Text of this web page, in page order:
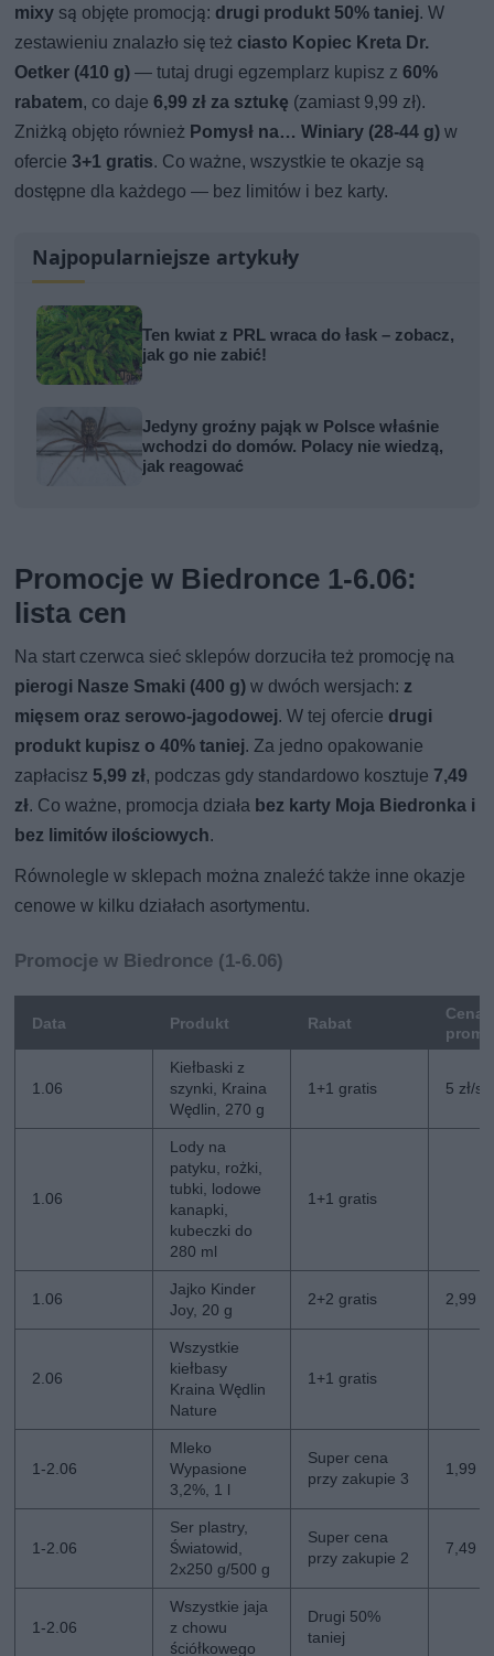
mixy są objęte promocją: drugi produkt 50% taniej. W
zestawieniu znalazło się też ciasto Kopiec Kreta Dr.
Oetker (410 g) — tutaj drugi egzemplarz kupisz z60%
rabatem, co daje6,99 zł za sztukę (zamiast 9,99 zł).
Zniżką objęto również Pomysł na… Winiary (28-44 g) w
ofercie3+1 gratis. Co ważne, wszystkie te okazje są
dostępne dla każdego — bez limitów i bez karty.
Najpopularniejsze artykuły
Ten kwiat z PRL wraca do łask – zobacz,
jak go nie zabić!
Jedyny groźny pająk w Polsce właśnie
wchodzi do domów. Polacy nie wiedzą,
jak reagować
Promocje w Biedronce 1-6.06:
lista cen
Na start czerwca sieć sklepów dorzuciła też promocję na
pierogi Nasze Smaki (400 g) w dwóch wersjach: z
mięsem oraz serowo-jagodowej. W tej ofercie drugi
produkt kupisz o 40% taniej. Za jedno opakowanie
zapłacisz 5,99 zł, podczas gdy standardowo kosztuje 7,49
zł. Co ważne, promocja działa bez karty Moja Biedronka i
bez limitów ilościowych.
Równolegle w sklepach można znaleźć także inne okazje
cenowe w kilku działach asortymentu.
Promocje w Biedronce (1-6.06)
Data Produkt Rabat
Cena
1.06
Kiełbaski z
szynki, Kraina
Wędlin, 270 g
1+1 gratis 5 zł/
1.06
Lody na
patyku, rożki,
tubki, lodowe
kanapki,
kubeczki do
280 ml
1+1 gratis
1.06
Jajko Kinder
Joy, 20 g
2+2 gratis 2,99
2.06
Wszystkie
kiełbasy
Kraina Wędlin
Nature
1+1 gratis
1-2.06
Mleko
Wypasione
3,2%, 1 l
Super cena
przy zakupie 3
1,99
1-2.06
Ser plastry,
Światowid,
2x250 g/500 g
Super cena
przy zakupie 2
7,49
1-2.06
Wszystkie jaja
z chowu
ściółkowego
Drugi 50%
taniej